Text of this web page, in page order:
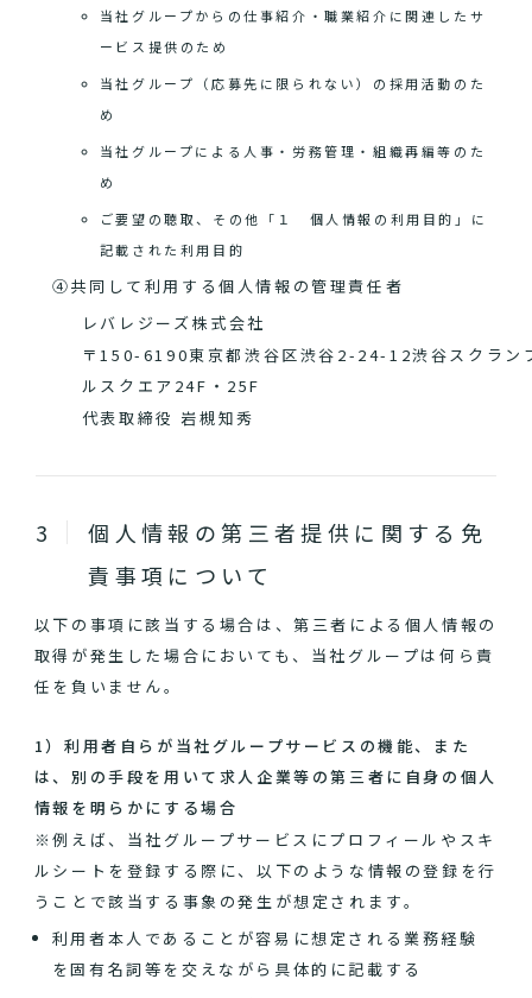
当社グループからの仕事紹介・職業紹介に関連したサ
ービス提供のため
当社グループ（応募先に限られない）の採用活動のた
め
当社グループによる人事・労務管理・組織再編等のた
め
ご要望の聴取、その他「１ 個人情報の利用目的」に
記載された利用目的
④共同して利用する個人情報の管理責任者
レバレジーズ株式会社
〒150-6190東京都渋谷区渋谷2-24-12渋谷スクラン
ルスクエア24F・25F
代表取締役 岩槻知秀
個人情報の第三者提供に関する免
責事項について
以下の事項に該当する場合は、第三者による個人情報の
取得が発生した場合においても、当社グループは何ら責
任を負いません。
1）利用者自らが当社グループサービスの機能、また
は、別の手段を用いて求人企業等の第三者に自身の個人
情報を明らかにする場合
※例えば、当社グループサービスにプロフィールやスキ
ルシートを登録する際に、以下のような情報の登録を行
うことで該当する事象の発生が想定されます。
利用者本人であることが容易に想定される業務経験
を固有名詞等を交えながら具体的に記載する